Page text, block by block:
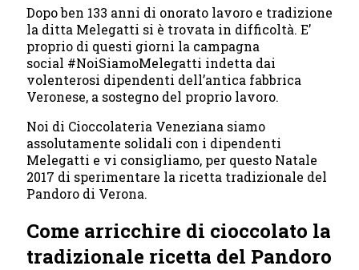
Dopo ben 133 anni di onorato lavoro e tradizione
la ditta Melegatti si è trovata in difficoltà. E’
proprio di questi giorni la campagna
social #NoiSiamoMelegatti indetta dai
volenterosi dipendenti dell’antica fabbrica
Veronese, a sostegno del proprio lavoro.
Noi di Cioccolateria Veneziana siamo
assolutamente solidali con i dipendenti
Melegatti e vi consigliamo, per questo Natale
2017 di sperimentare la ricetta tradizionale del
Pandoro di Verona.
Come arricchire di cioccolato la
tradizionale ricetta del Pandoro